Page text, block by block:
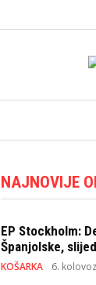
NAJNOVIJE
EP Stockholm:
Španjolske,
KOŠARKA 6.